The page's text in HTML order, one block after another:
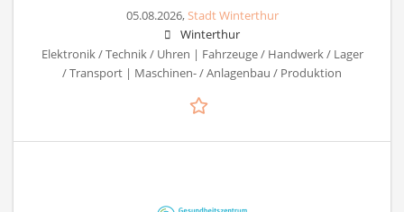
05.08.2026,Stadt Winterthur
Winterthur
Elektronik / Technik / Uhren | Fahrzeuge / Handwerk / Lager
/ Transport | Maschinen- / Anlagenbau / Produktion